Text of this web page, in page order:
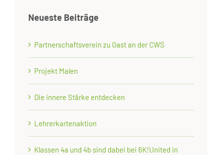
Neueste Beiträge
Partnerschaftsverein zu Gast an der CWS
Projekt Malen
Die innere Stärke entdecken
Lehrerkartenaktion
Klassen 4a und 4b sind dabei bei 6K!United in